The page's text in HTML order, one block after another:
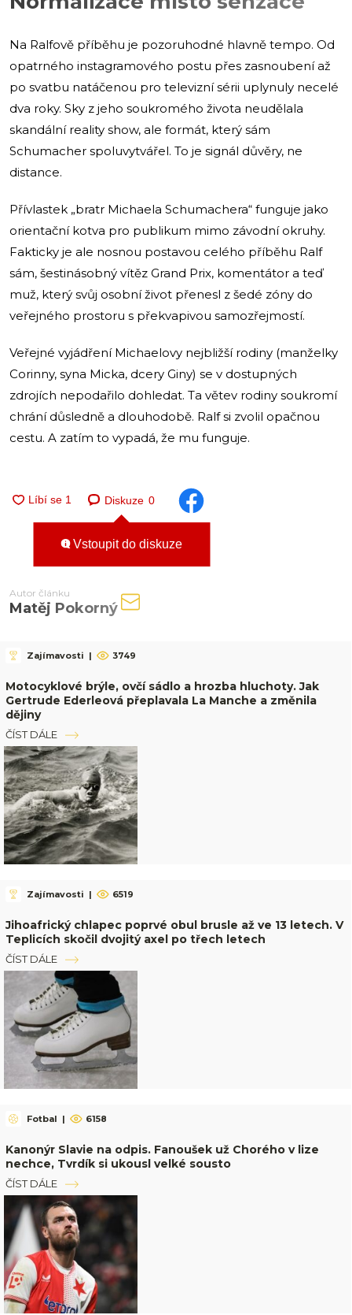
Na Ralfově příběhu je pozoruhodné hlavně tempo. Od
opatrného instagramového postu přes zasnoubení až
po svatbu natáčenou pro televizní sérii uplynuly necelé
dva roky. Sky z jeho soukromého života neudělala
skandální reality show, ale formát, který sám
Schumacher spoluvytvářel. To je signál důvěry, ne
distance.
Přívlastek „bratr Michaela Schumachera“ funguje jako
orientační kotva pro publikum mimo závodní okruhy.
Fakticky je ale nosnou postavou celého příběhu Ralf
sám, šestinásobný vítěz Grand Prix, komentátor a teď
muž, který svůj osobní život přenesl z šedé zóny do
veřejného prostoru s překvapivou samozřejmostí.
Veřejné vyjádření Michaelovy nejbližší rodiny (manželky
Corinny, syna Micka, dcery Giny) se v dostupných
zdrojích nepodařilo dohledat. Ta větev rodiny soukromí
chrání důsledně a dlouhodobě. Ralf si zvolil opačnou
cestu. A zatím to vypadá, že mu funguje.
Diskuze 0
Vstoupit do diskuze
Autor článku
Matěj Pokorný
Zajímavosti | 3749
Motocyklové brýle, ovčí sádlo a hrozba hluchoty. Jak
Gertrude Ederleová přeplavala La Manche a změnila
dějiny
ČÍST DÁLE
Zajímavosti | 6519
Jihoafrický chlapec poprvé obul brusle až ve 13 letech. V
Teplicích skočil dvojitý axel po třech letech
ČÍST DÁLE
Fotbal | 6158
Kanonýr Slavie na odpis. Fanoušek už Chorého v lize
nechce, Tvrdík si ukousl velké sousto
ČÍST DÁLE